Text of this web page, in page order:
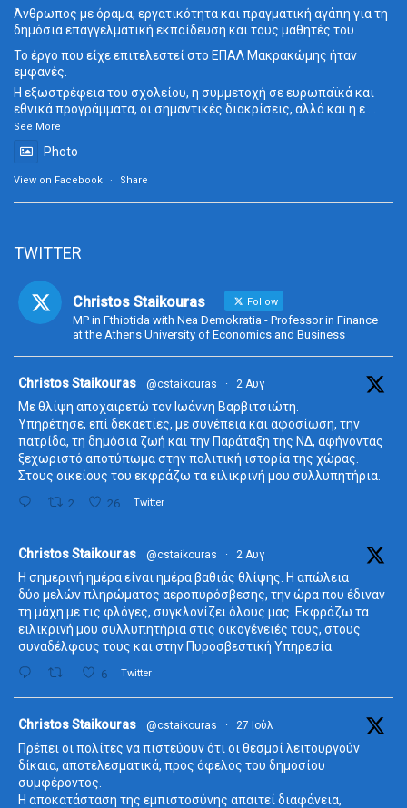
Άνθρωπος με όραμα, εργατικότητα και πραγματική αγάπη για τη
δημόσια επαγγελματική εκπαίδευση και τους μαθητές του.
Το έργο που είχε επιτελεστεί στο ΕΠΑΛ Μακρακώμης ήταν
εμφανές.
Η εξωστρέφεια του σχολείου, η συμμετοχή σε ευρωπαϊκά και
εθνικά προγράμματα, οι σημαντικές διακρίσεις, αλλά και η ε
See More
Photo
View on Facebook · Share
TWITTER
Christos Staikouras Follow
MP in Fthiotida with Nea Demokratia - Professor in Finance
at the Athens University of Economics and Business
Christos Staikouras @cstaikouras · 2 Αυγ
Με θλίψη αποχαιρετώ τον Ιωάννη Βαρβιτσιώτη.
Υπηρέτησε, επί δεκαετίες, με συνέπεια και αφοσίωση, την
πατρίδα, τη δημόσια ζωή και την Παράταξη της ΝΔ, αφήνοντας
ξεχωριστό αποτύπωμα στην πολιτική ιστορία της χώρας.
Στους οικείους του εκφράζω τα ειλικρινή μου συλλυπητήρια.
2 26 Twitter
Christos Staikouras @cstaikouras · 2 Αυγ
Η σημερινή ημέρα είναι ημέρα βαθιάς θλίψης. Η απώλεια
δύο μελών πληρώματος αεροπυρόσβεσης, την ώρα που έδιναν
τη μάχη με τις φλόγες, συγκλονίζει όλους μας. Εκφράζω τα
ειλικρινή μου συλλυπητήρια στις οικογένειές τους, στους
συναδέλφους τους και στην Πυροσβεστική Υπηρεσία.
6 Twitter
Christos Staikouras @cstaikouras · 27 Ιούλ
Πρέπει οι πολίτες να πιστεύουν ότι οι θεσμοί λειτουργούν
δίκαια, αποτελεσματικά, προς όφελος του δημοσίου
συμφέροντος.
Η αποκατάσταση της εμπιστοσύνης απαιτεί διαφάνεια,